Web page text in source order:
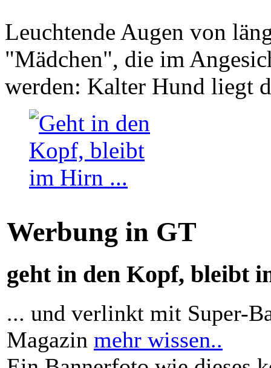
Leuchtende Augen von
"Mädchen", die im
werden: Kalter Hund liegt
Werbung in GT
geht in den Kopf, bleibt
... und verlinkt mit Super-
Magazin mehr wissen..